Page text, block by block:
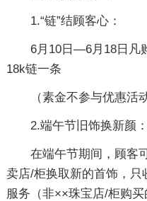
1.“链”结顾客心：
6月10日—6月18日凡
18k链一条
（素金不参与优惠活
2.端午节旧饰换新颜：
在端午节期间，顾客
卖店/柜换取新的首饰，
服务（非××珠宝店/柜购